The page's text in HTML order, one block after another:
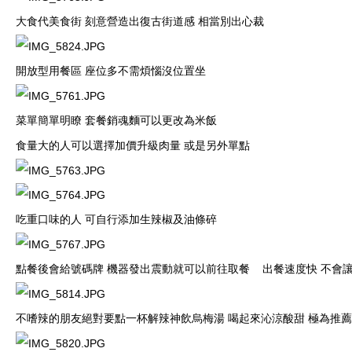
大食代美食街 刻意營造出復古街道感 相當別出心裁
開放型用餐區 座位多不需煩惱沒位置坐
菜單簡單明瞭 套餐銷魂麵可以更改為米飯
食量大的人可以選擇加價升級肉量 或是另外單點
吃重口味的人 可自行添加生辣椒及油條碎
點餐後會給號碼牌 機器發出震動就可以前往取餐 出餐速度快 不會
不嗜辣的朋友絕對要點一杯解辣神飲烏梅湯 喝起來沁涼酸甜 極為推薦